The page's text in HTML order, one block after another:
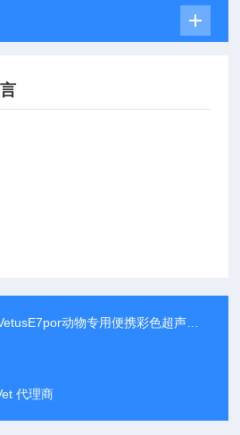
动物专用便携彩色超声多普勒系统
代理商